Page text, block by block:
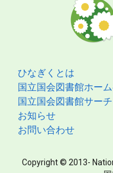
ひなぎくとは
国立国会図書館ホー
国立国会図書館サーチ
お知らせ
お問い合わせ
Copyright © 2013-